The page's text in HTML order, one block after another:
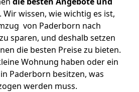
Wir wissen, wie wichtig es ist,
von Paderborn nach
sparen, und deshalb setzen
die besten Preise zu bieten.
Wohnung haben oder ein
Paderborn besitzen, was
werden muss.